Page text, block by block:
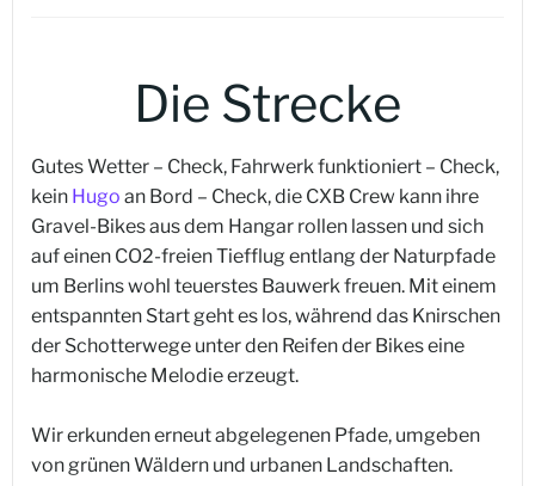
Die Strecke
Gutes Wetter – Check, Fahrwerk funktioniert – Check,
kein Hugo an Bord – Check, die CXB Crew kann ihre
Gravel-Bikes aus dem Hangar rollen lassen und sich
auf einen CO2-freien Tiefflug entlang der Naturpfade
um Berlins wohl teuerstes Bauwerk freuen. Mit einem
entspannten Start geht es los, während das Knirschen
der Schotterwege unter den Reifen der Bikes eine
harmonische Melodie erzeugt.
Wir erkunden erneut abgelegenen Pfade, umgeben
von grünen Wäldern und urbanen Landschaften.